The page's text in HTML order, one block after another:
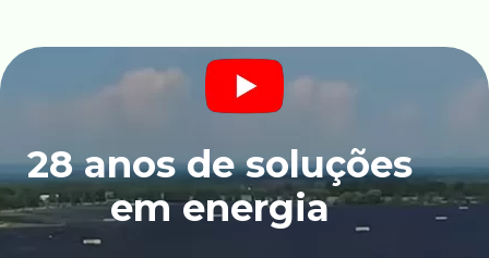
28 anos de soluções
em energia